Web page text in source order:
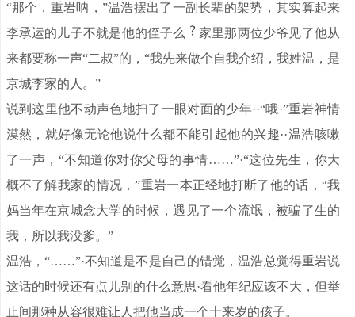
“那个，重岩呐，”温浩摆出了一副长辈的架势，其实算起来
李承运的儿子不就是他的侄子么
家里那两位少爷见了他从
来都要称一声“二叔”的，“我先来做个自我介绍，我姓温，是
京城李家的人。”
说到这里他不动声色地扫了一眼对面的少年··“哦·”重岩神情
漠然，就好像无论他说什么都不能引起他的兴趣··温浩咳嗽
了一声，“不知道你对你父母的事情……”·“这位先生，你大
概不了解我家的情况，”重岩一本正经地打断了他的话，“我
妈当年在京城念大学的时候，遇见了一个流氓，被骗了生的
我，所以我没爹。”
温浩，“……”·不知道是不是自己的错觉，温浩总觉得重岩说
这话的时候还有点儿别的什么意思·看他年纪应该不大，但举
止间那种从容很难让人把他当成一个十来岁的孩子。